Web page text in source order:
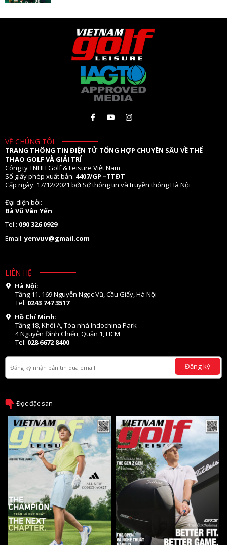
VỀ CHÚNG TÔI
TRANG THÔNG TIN ĐIỆN TỬ TỔNG HỢP CHUYÊN SÂU VỀ THỂ
THAO GOLF VÀ GIẢI TRÍ
Công ty TNHH Golf & Leisure Việt Nam
Số giấy phép xuất bản: 4407/GP –TTĐT
Cấp ngày: 17/12/2021 bởi Sở thông tin và truyền thông Hà Nội
Đại diện bởi:
Bà Vũ Vân Yến
Tel.: 090 326 0929
Email:yenvuv@gmail.com
LIÊN HỆ
Hà Nội:
Tầng 11. 169 Nguyễn Ngọc Vũ, Cầu Giấy, Hà Nội
Tel: 0243 747 3517
Hồ Chí Minh:
Tầng 18, Khối A, Tòa nhà Indochina Park
4 Nguyễn Đình Chiểu, Quận 1, HCM
Tel: 028 6672 8400
Đăng ký
Đọc đặc san